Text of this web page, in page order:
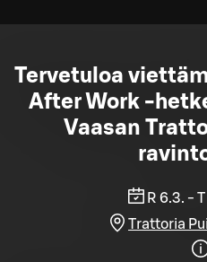
Tervetuloa
After Work -
Vaasan
R 6.3. -
Trattoria